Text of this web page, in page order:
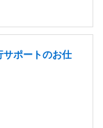
ポートのお仕